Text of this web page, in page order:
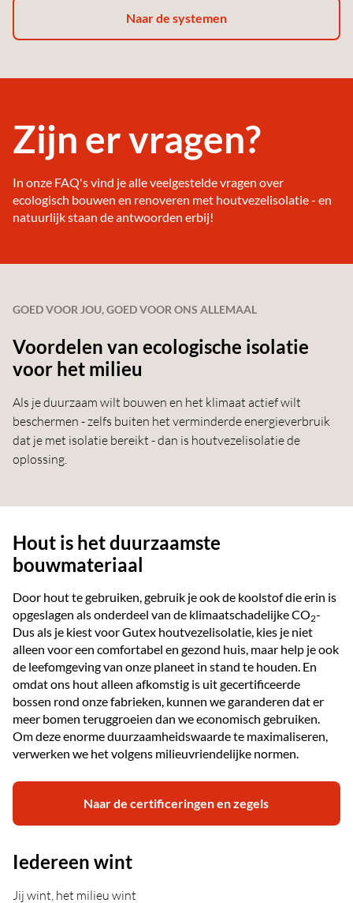
Naar de systemen
Zijn er vragen?
In onze FAQ's vind je alle veelgestelde vragen over
ecologisch bouwen en renoveren met houtvezelisolatie - en
natuurlijk staan de antwoorden erbij!
GOED VOOR JOU, GOED VOOR ONS ALLEMAAL
Voordelen van ecologische isolatie
voor het milieu
Als je duurzaam wilt bouwen en het klimaat actief wilt
beschermen - zelfs buiten het verminderde energieverbruik
dat je met isolatie bereikt - dan is houtvezelisolatie de
oplossing.
Hout is het duurzaamste
bouwmateriaal
Door hout te gebruiken, gebruik je ook de koolstof die erin is
opgeslagen als onderdeel van de klimaatschadelijke CO2-
Dus als je kiest voor Gutex houtvezelisolatie, kies je niet
alleen voor een comfortabel en gezond huis, maar help je ook
de leefomgeving van onze planeet in stand te houden. En
omdat ons hout alleen afkomstig is uit gecertificeerde
bossen rond onze fabrieken, kunnen we garanderen dat er
meer bomen teruggroeien dan we economisch gebruiken.
Om deze enorme duurzaamheidswaarde te maximaliseren,
verwerken we het volgens milieuvriendelijke normen.
Naar de certificeringen en zegels
Iedereen wint
Jij wint, het milieu wint